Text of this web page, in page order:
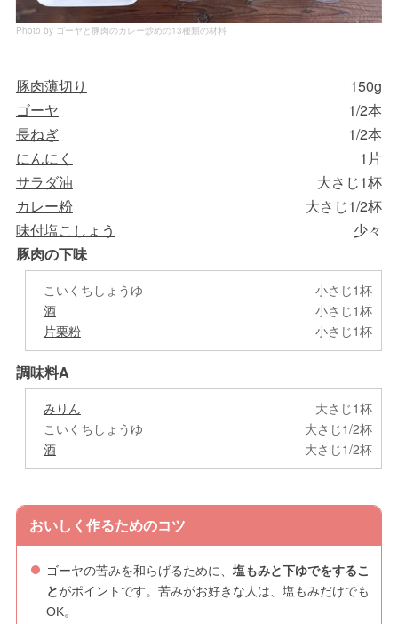
Photo by ゴーヤと豚肉のカレー炒めの13種類の材料
豚肉薄切り
150g
ゴーヤ
1/2本
長ねぎ
1/2本
にんにく
1片
サラダ油
大さじ1杯
カレー粉
大さじ1/2杯
味付塩こしょう
少々
豚肉の下味
こいくちしょうゆ
小さじ1杯
酒
小さじ1杯
片栗粉
小さじ1杯
調味料A
みりん
大さじ1杯
こいくちしょうゆ
大さじ1/2杯
酒
大さじ1/2杯
おいしく作るためのコツ
ゴーヤの苦みを和らげるために、 塩もみと下ゆでをするこ
とがポイントです。苦みがお好きな人は、塩もみだけでも
OK。